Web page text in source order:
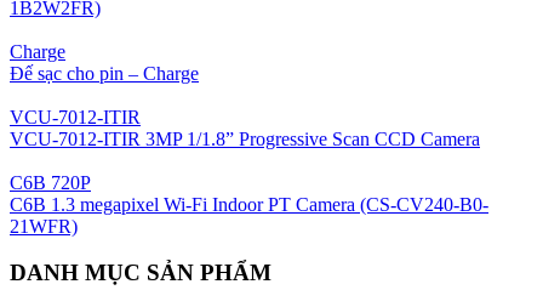
1B2W2FR)
Charge
Đế sạc cho pin – Charge
VCU-7012-ITIR
VCU-7012-ITIR 3MP 1/1.8” Progressive Scan CCD Camera
C6B 720P
C6B 1.3 megapixel Wi-Fi Indoor PT Camera (CS-CV240-B0-
21WFR)
DANH MỤC SẢN PHẨM